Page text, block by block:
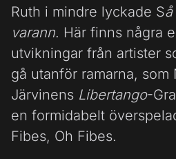
Ruth i mindre lyckade S
varann. Här finns några
utvikningar från artister
gå utanför ramarna, som
Järvinens Libertango-
en formidabelt
Fibes, Oh Fibes.